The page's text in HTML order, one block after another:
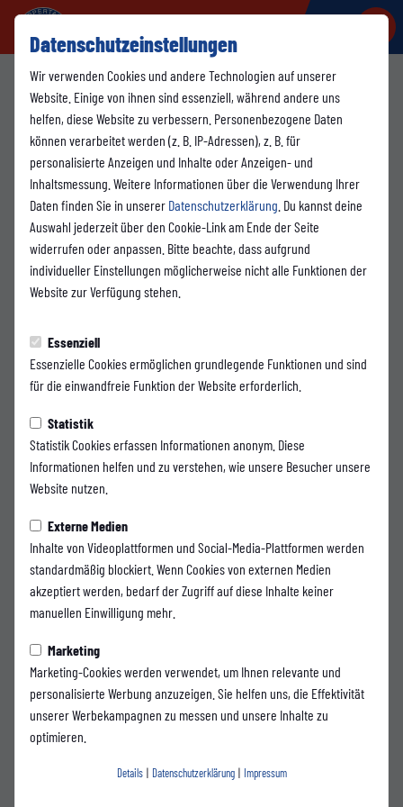
Datenschutzeinstellungen
Wir verwenden Cookies und andere Technologien auf unserer
Website. Einige von ihnen sind essenziell, während andere uns
helfen, diese Website zu verbessern. Personenbezogene Daten
können verarbeitet werden (z. B. IP-Adressen), z. B. für
personalisierte Anzeigen und Inhalte oder Anzeigen- und
Inhaltsmessung. Weitere Informationen über die Verwendung Ihrer
Daten finden Sie in unserer Datenschutzerklärung . Du kannst deine
Auswahl jederzeit über den Cookie-Link am Ende der Seite
widerrufen oder anpassen. Bitte beachte, dass aufgrund
individueller Einstellungen möglicherweise nicht alle Funktionen der
Website zur Verfügung stehen.
Essenziell
Essenzielle Cookies ermöglichen grundlegende Funktionen und sind
für die einwandfreie Funktion der Website erforderlich.
Statistik
Statistik Cookies erfassen Informationen anonym. Diese
Informationen helfen und zu verstehen, wie unsere Besucher unsere
Website nutzen.
Externe Medien
Inhalte von Videoplattformen und Social-Media-Plattformen werden
standardmäßig blockiert. Wenn Cookies von externen Medien
akzeptiert werden, bedarf der Zugriff auf diese Inhalte keiner
manuellen Einwilligung mehr.
Marketing
Marketing-Cookies werden verwendet, um Ihnen relevante und
personalisierte Werbung anzuzeigen. Sie helfen uns, die Effektivität
unserer Werbekampagnen zu messen und unsere Inhalte zu
optimieren.
Details | Datenschutzerklärung | Impressum
Unsere Team am Spieltag
Unter der Rubrik „Regieteam“ findet ihr die Kontakte zu denjenigen,
die hinter den Kulissen für einen reibungslosen Ablauf und eine
perfekte Spieltagsatmosphäre sorgen. Nicht nur die Spieler auf dem
Rasen leisten Großartiges – auch unser Regieteam und unsere
beiden Stadionsprecher tragen entscheidend zum Erfolg bei. Bei
Fragen oder Anliegen könnt ihr euch hier direkt an sie wenden.
Jens Himmelreich
E-Mail
Andreas Povazai